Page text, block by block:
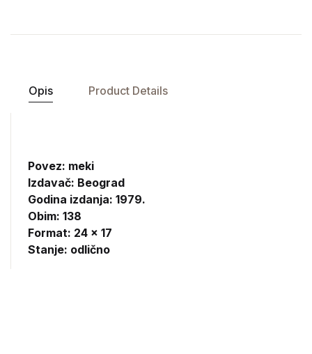
Opis Product Details
Povez: meki
Izdavač: Beograd
Godina izdanja: 1979.
Obim: 138
Format: 24 x 17
Stanje: odlično